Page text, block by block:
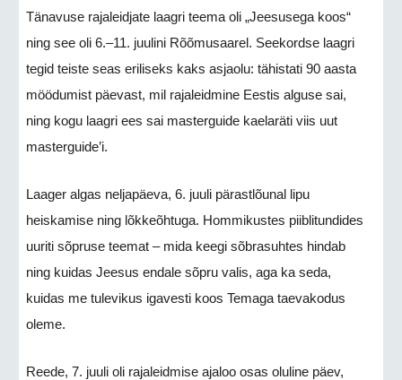
Tänavuse rajaleidjate laagri teema oli „Jeesusega koos“
ning see oli 6.–11. juulini Rõõmusaarel. Seekordse laagri
tegid teiste seas eriliseks kaks asjaolu: tähistati 90 aasta
möödumist päevast, mil rajaleidmine Eestis alguse sai,
ning kogu laagri ees sai masterguide kaelaräti viis uut
masterguide’i.
Laager algas neljapäeva, 6. juuli pärastlõunal lipu
heiskamise ning lõkkeõhtuga. Hommikustes piiblitundides
uuriti sõpruse teemat – mida keegi sõbrasuhtes hindab
ning kuidas Jeesus endale sõpru valis, aga ka seda,
kuidas me tulevikus igavesti koos Temaga taevakodus
oleme.
Reede, 7. juuli oli rajaleidmise ajaloo osas oluline päev,